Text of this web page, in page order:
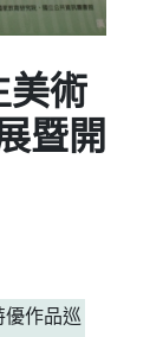
美術
暨開
優作品巡